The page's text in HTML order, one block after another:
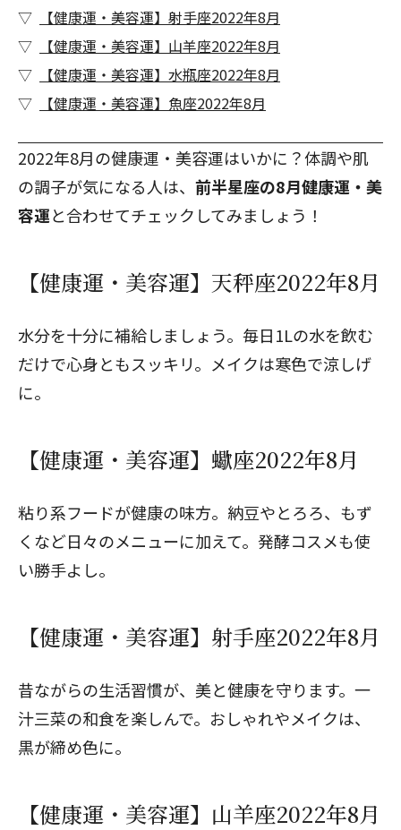
【健康運・美容運】射手座2022年8月
【健康運・美容運】山羊座2022年8月
【健康運・美容運】水瓶座2022年8月
【健康運・美容運】魚座2022年8月
2022年8月の健康運・美容運はいかに？体調や肌
の調子が気になる人は、 前半星座の8月健康運・美
容運と合わせてチェックしてみましょう！
【健康運・美容運】天秤座2022年8月
水分を十分に補給しましょう。毎日1Lの水を飲む
だけで心身ともスッキリ。メイクは寒色で涼しげ
に。
【健康運・美容運】蠍座2022年8月
粘り系フードが健康の味方。納豆やとろろ、もず
くなど日々のメニューに加えて。発酵コスメも使
い勝手よし。
【健康運・美容運】射手座2022年8月
昔ながらの生活習慣が、美と健康を守ります。一
汁三菜の和食を楽しんで。おしゃれやメイクは、
黒が締め色に。
【健康運・美容運】山羊座2022年8月